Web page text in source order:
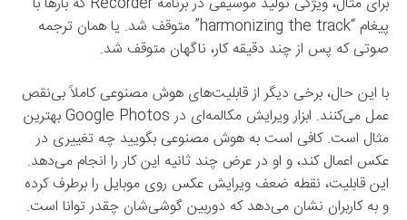
پیغام “harmonizing the track” متوقف شد. یا همان ترجمه
صوتی که پس از چند دقیقه کار، ناگهان متوقف شد.
با این حال، برخی دیگر از قابلیت‌های هوش مصنوعی کاملاً بی‌نقص
عمل می‌کنند. ابزار ویرایش مکالمه‌ای در Google Photos بهترین
مثال است. کافی است به هوش مصنوعی بگویید چه تغییری در
عکس اعمال کند، و او در عرض چند ثانیه این کار را انجام می‌دهد.
این قابلیت، نقطه ضعف ویرایش عکس روی موبایل را برطرف کرده
و به کاربران نشان می‌دهد که دوربین گوشی‌شان چقدر توانا است.